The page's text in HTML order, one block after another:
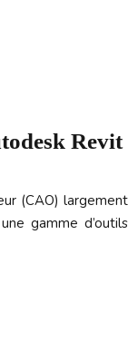
Revit
(CAO) largement
gamme d’outils